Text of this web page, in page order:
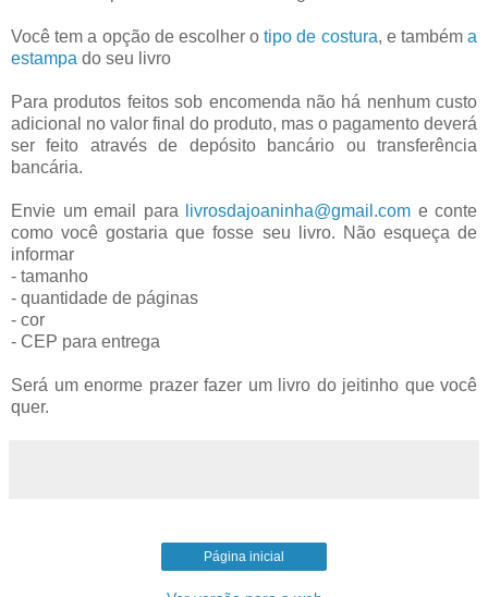
Você tem a opção de escolher otipo de costura, e tambéma
estampa do seu livro
Para produtos feitos sob encomenda não há nenhum custo
adicional no valor final do produto, mas o pagamento deverá
ser feito através de depósito bancário ou transferência
bancária.
Envie um email para livrosdajoaninha@gmail.com e conte
como você gostaria que fosse seu livro. Não esqueça de
informar
- tamanho
- quantidade de páginas
- cor
- CEP para entrega
Será um enorme prazer fazer um livro do jeitinho que você
quer.
Página inicial